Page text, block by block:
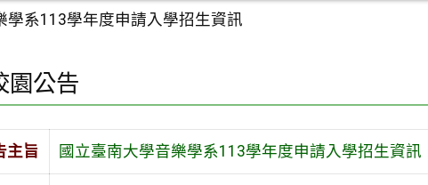
學系113學年度申請入學招生資訊
園公告
主旨 國立臺南大學音樂學系113學年度申請入學招生資訊